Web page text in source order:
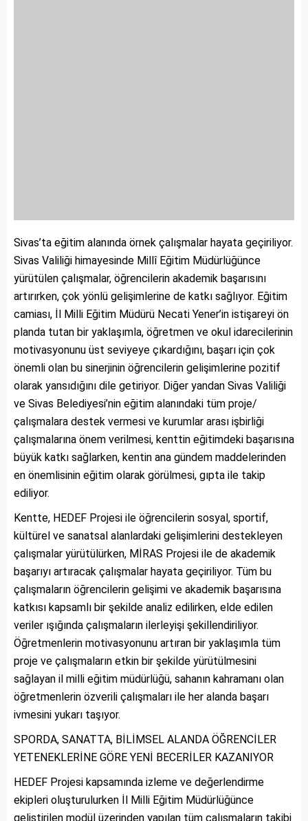
Sivas’ta eğitim alanında örnek çalışmalar hayata geçiriliyor.
Sivas Valiliği himayesinde Millî Eğitim Müdürlüğünce
yürütülen çalışmalar, öğrencilerin akademik başarısını
artırırken, çok yönlü gelişimlerine de katkı sağlıyor. Eğitim
camiası, İl Milli Eğitim Müdürü Necati Yener’in istişareyi ön
planda tutan bir yaklaşımla, öğretmen ve okul idarecilerinin
motivasyonunu üst seviyeye çıkardığını, başarı için çok
önemli olan bu sinerjinin öğrencilerin gelişimlerine pozitif
olarak yansıdığını dile getiriyor. Diğer yandan Sivas Valiliği
ve Sivas Belediyesi’nin eğitim alanındaki tüm proje/
çalışmalara destek vermesi ve kurumlar arası işbirliği
çalışmalarına önem verilmesi, kenttin eğitimdeki başarısına
büyük katkı sağlarken, kentin ana gündem maddelerinden
en önemlisinin eğitim olarak görülmesi, gıpta ile takip
ediliyor.
Kentte, HEDEF Projesi ile öğrencilerin sosyal, sportif,
kültürel ve sanatsal alanlardaki gelişimlerini destekleyen
çalışmalar yürütülürken, MİRAS Projesi ile de akademik
başarıyı artıracak çalışmalar hayata geçiriliyor. Tüm bu
çalışmaların öğrencilerin gelişimi ve akademik başarısına
katkısı kapsamlı bir şekilde analiz edilirken, elde edilen
veriler ışığında çalışmaların ilerleyişi şekillendiriliyor.
Öğretmenlerin motivasyonunu artıran bir yaklaşımla tüm
proje ve çalışmaların etkin bir şekilde yürütülmesini
sağlayan il milli eğitim müdürlüğü, sahanın kahramanı olan
öğretmenlerin özverili çalışmaları ile her alanda başarı
ivmesini yukarı taşıyor.
SPORDA, SANATTA, BİLİMSEL ALANDA ÖĞRENCİLER
YETENEKLERİNE GÖRE YENİ BECERİLER KAZANIYOR
HEDEF Projesi kapsamında izleme ve değerlendirme
ekipleri oluşturulurken İl Milli Eğitim Müdürlüğünce
geliştirilen modül üzerinden yapılan tüm çalışmaların takibi